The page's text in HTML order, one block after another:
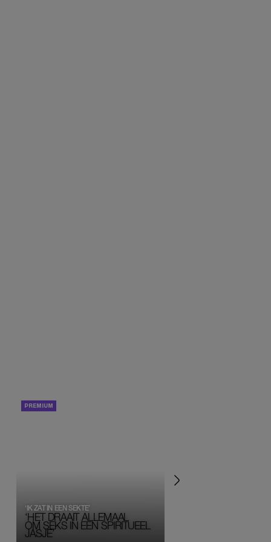
‘HET DRAAIT ALLEMAAL
OM SEKS IN EEN SPIRITUEEL
JASJE’
‘IK ZAT IN EEN SEKTE’